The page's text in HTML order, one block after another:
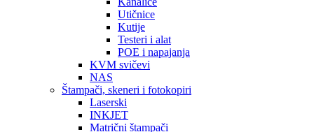
Utičnice
Kutije
Testeri i alat
POE i napajanja
KVM svičevi
NAS
Štampači, skeneri i fotokopiri
Laserski
INKJET
Matrični štampači